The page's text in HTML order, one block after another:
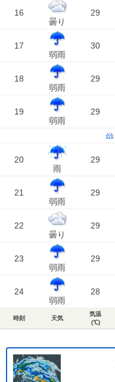
16
曇り
29
17
弱雨
30
18
弱雨
29
19
弱雨
29
20
雨
29
21
弱雨
29
22
曇り
29
23
弱雨
29
24
弱雨
28
時刻 天気
気温
(℃)